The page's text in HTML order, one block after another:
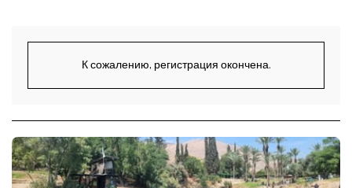
К сожалению, регистрация окончена.